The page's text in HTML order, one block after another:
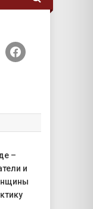
facebook
–
и